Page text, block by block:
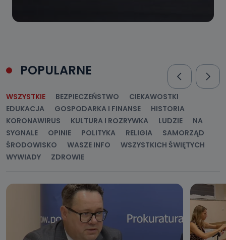
POPULARNE
WSZYSTKIE BEZPIECZEŃSTWO
CIEKAWOSTKI
EDUKACJA
GOSPODARKA I FINANSE
HISTORIA
KORONAWIRUS
KULTURA I ROZRYWKA LUDZIE
NA
SYGNALE
OPINIE POLITYKA RELIGIA
SAMORZĄD
ŚRODOWISKO
WASZE INFO
WSZYSTKICH ŚWIĘTYCH
WYWIADY
ZDROWIE